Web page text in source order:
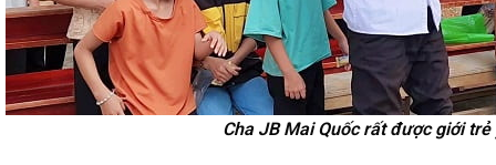
Cha JB Mai Quốc rất được giới trẻ